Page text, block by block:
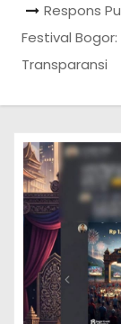
Respons
Festival
Transparansi